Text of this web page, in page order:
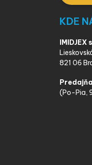
KDE
IMIDJEX
821 06
Predajňa
(Po-Pia,